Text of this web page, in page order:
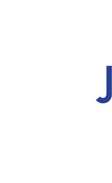
288 Anwärterinnen
der
RechtSpecial -